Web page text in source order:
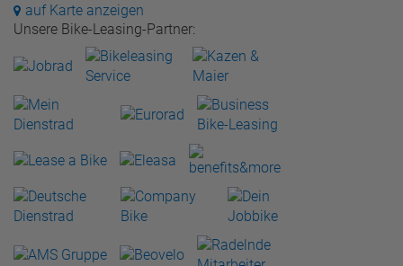
auf Karte anzeigen
Unsere Bike-Leasing-Partner: